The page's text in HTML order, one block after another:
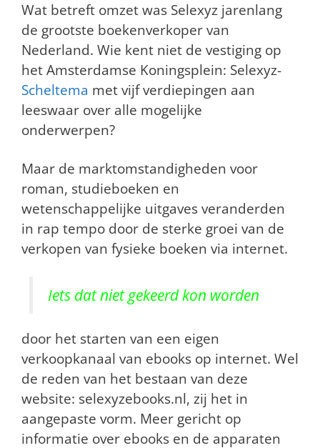
Wat betreft omzet was Selexyz jarenlang
de grootste boekenverkoper van
Nederland. Wie kent niet de vestiging op
het Amsterdamse Koningsplein: Selexyz-
Scheltema met vijf verdiepingen aan
leeswaar over alle mogelijke
onderwerpen?
Maar de marktomstandigheden voor
roman, studieboeken en
wetenschappelijke uitgaves veranderden
in rap tempo door de sterke groei van de
verkopen van fysieke boeken via internet.
Iets dat niet gekeerd kon worden
door het starten van een eigen
verkoopkanaal van ebooks op internet. Wel
de reden van het bestaan van deze
website: selexyzebooks.nl, zij het in
aangepaste vorm. Meer gericht op
informatie over ebooks en de apparaten